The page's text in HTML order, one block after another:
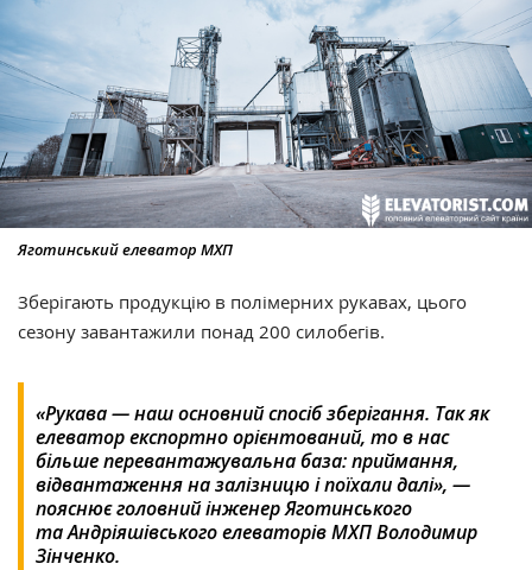
Яготинський елеватор МХП
Зберігають продукцію в полімерних рукавах, цього
сезону завантажили понад 200 силобегів.
«Рукава — наш основний спосіб зберігання. Так як
елеватор експортно орієнтований, то в нас
більше перевантажувальна база: приймання,
відвантаження на залізницю і поїхали далі», —
пояснює головний інженер Яготинського
та Андріяшівського елеваторів МХП Володимир
Зінченко.